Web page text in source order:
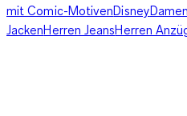
mit Comic-MotivenDisney
JackenHerren JeansHerren